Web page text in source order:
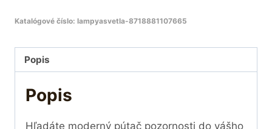
Katalógové číslo: lampyasvetla-8718881107665
Popis
Popis
Hľadáte moderný pútač pozornosti do vášho